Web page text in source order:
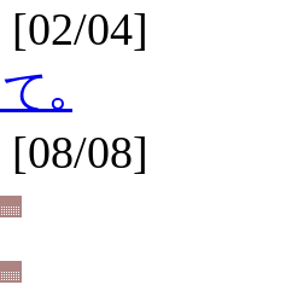
[02/04]
｡
[08/08]